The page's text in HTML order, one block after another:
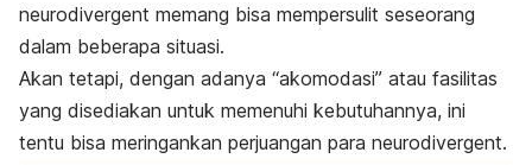
neurodivergent memang bisa mempersulit seseorang
dalam beberapa situasi.
Akan tetapi, dengan adanya “akomodasi” atau fasilitas
yang disediakan untuk memenuhi kebutuhannya, ini
tentu bisa meringankan perjuangan para neurodivergent.